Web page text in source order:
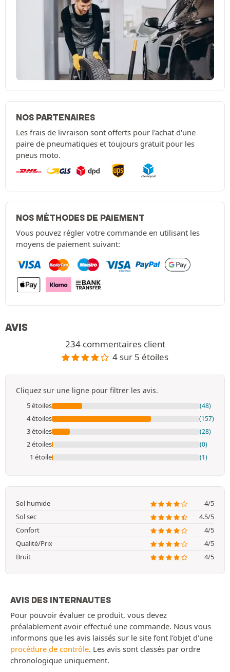
NOS PARTENAIRES
Les frais de livraison sont offerts pour l'achat d'une
paire de pneumatiques et toujours gratuit pour les
pneus moto.
NOS MÉTHODES DE PAIEMENT
Vous pouvez régler votre commande en utilisant les
moyens de paiement suivant:
AVIS
234 commentaires client
4 sur 5 étoiles
Cliquez sur une ligne pour filtrer les avis.
5 étoiles (48)
4 étoiles (157)
3 étoiles (28)
2 étoiles (0)
1 étoile (1)
Sol humide
4/5
Sol sec
4.5/5
Confort
4/5
Qualité/Prix
4/5
Bruit
4/5
AVIS DES INTERNAUTES
Pour pouvoir évaluer ce produit, vous devez
préalablement avoir effectué une commande. Nous vous
informons que les avis laissés sur le site font l'objet d'une
procédure de contrôle. Les avis sont classés par ordre
chronologique uniquement.